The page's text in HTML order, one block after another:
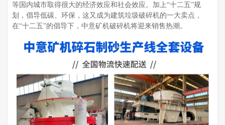
等国内城市取得很大的经济效应和社会效应。加上“十二五”规
划，倡导低碳、环保，这又成为建筑垃圾破碎机的一大卖点，
在“十二五”的倡导下，中意矿机破碎机将迎来销售热潮。